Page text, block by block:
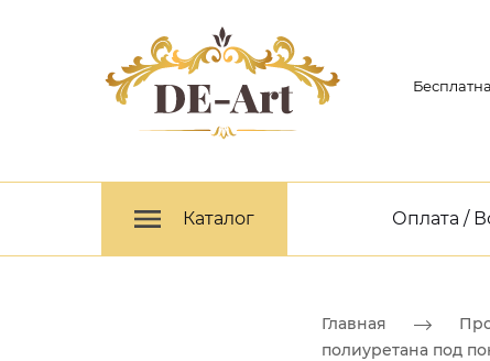
Каталог Оплата /
Главная
полиуретана под